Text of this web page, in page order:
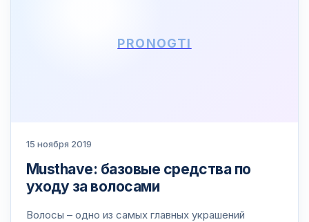
PRONOGTI
15 ноября 2019
Musthave: базовые средства по
уходу за волосами
Волосы – одно из самых главных украшений